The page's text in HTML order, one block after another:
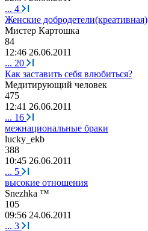
... 4
Женские добродетели(креативная)
Мистер Картошка
84
12:46 26.06.2011
... 20
Как заставить себя влюбиться?
Медитирующий человек
475
12:41 26.06.2011
... 16
межнациональные браки
lucky_ekb
388
10:45 26.06.2011
... 5
высокие отношения
Snezhka ™
105
09:56 24.06.2011
... 3